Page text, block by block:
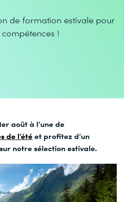
de formation estivale pour
!
août à l’une de
de l’étéet profitez d’un
notre sélection estivale.